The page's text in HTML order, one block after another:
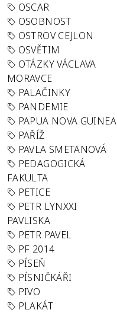
OSCAR
OSOBNOST
OSTROV CEJLON
OSVĚTIM
OTÁZKY VÁCLAVA
MORAVCE
PALAČINKY
PANDEMIE
PAPUA NOVA GUINEA
PAŘÍŽ
PAVLA SMETANOVÁ
PEDAGOGICKÁ
FAKULTA
PETICE
PETR LYNXXI
PAVLISKA
PETR PAVEL
PF 2014
PÍSEŇ
PÍSNIČKÁŘI
PIVO
PLAKÁT